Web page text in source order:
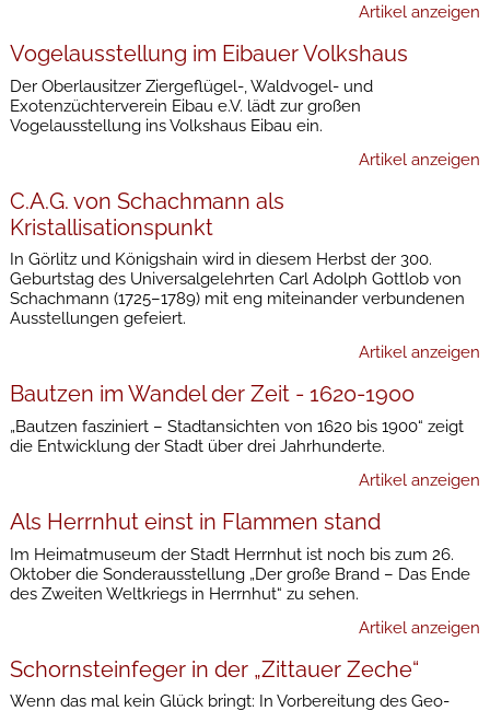
Artikel anzeigen
Vogelausstellung im Eibauer Volkshaus
Der Oberlausitzer Ziergeflügel-, Waldvogel- und
Exotenzüchterverein Eibau e.V. lädt zur großen
Vogelausstellung ins Volkshaus Eibau ein.
Artikel anzeigen
C.A.G. von Schachmann als
Kristallisationspunkt
In Görlitz und Königshain wird in diesem Herbst der 300.
Geburtstag des Universalgelehrten Carl Adolph Gottlob von
Schachmann (1725–1789) mit eng miteinander verbundenen
Ausstellungen gefeiert.
Artikel anzeigen
Bautzen im Wandel der Zeit - 1620-1900
„Bautzen fasziniert – Stadtansichten von 1620 bis 1900“ zeigt
die Entwicklung der Stadt über drei Jahrhunderte.
Artikel anzeigen
Als Herrnhut einst in Flammen stand
Im Heimatmuseum der Stadt Herrnhut ist noch bis zum 26.
Oktober die Sonderausstellung „Der große Brand – Das Ende
des Zweiten Weltkriegs in Herrnhut“ zu sehen.
Artikel anzeigen
Schornsteinfeger in der „Zittauer Zeche“
Wenn das mal kein Glück bringt: In Vorbereitung des Geo-